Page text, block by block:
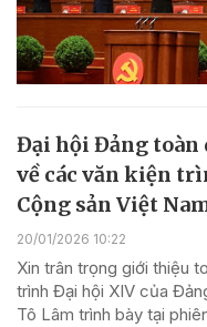
Đại hội Đảng toàn
về các văn kiện
Cộng sản Việt
20/01/2026 10:22
Xin trân trọng giới thiệu
trình Đại hội XIV của
Tô Lâm trình bày tại